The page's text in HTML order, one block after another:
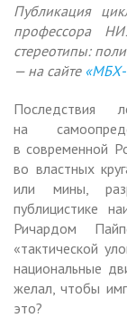
Публикация
профессора
стереотипы:
— на сайте
Последствия
на
в современной
во властных
или мины,
публицистике
Ричардом
«тактической
национальные
желал, чтобы
это?